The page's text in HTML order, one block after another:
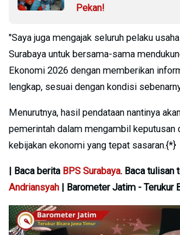
Pekan!
"Saya juga mengajak seluruh pelaku
Surabaya untuk bersama-sama
Ekonomi 2026 dengan memberikan
lengkap, sesuai dengan kondisi
Menurutnya, hasil pendataan nantinya
pemerintah dalam mengambil keputusan
kebijakan ekonomi yang tepat sasaran.{*}
| Baca berita BPS Surabaya. Baca tulisan
Andriansyah | Barometer Jatim - Terukur